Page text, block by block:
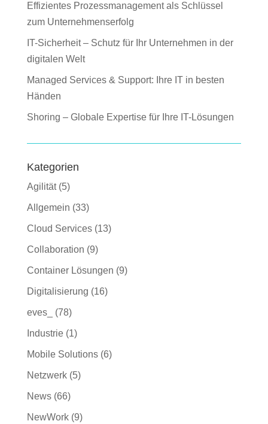
Effizientes Prozessmanagement als Schlüssel
zum Unternehmenserfolg
IT-Sicherheit – Schutz für Ihr Unternehmen in der
digitalen Welt
Managed Services & Support: Ihre IT in besten
Händen
Shoring – Globale Expertise für Ihre IT-Lösungen
Kategorien
Agilität(5)
Allgemein (33)
Cloud Services(13)
Collaboration (9)
Container Lösungen (9)
Digitalisierung (16)
eves_ (78)
Industrie(1)
Mobile Solutions(6)
Netzwerk(5)
News(66)
NewWork(9)